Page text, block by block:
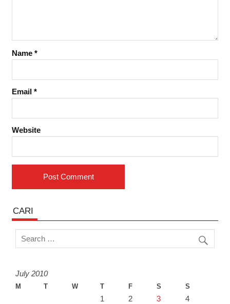
Name *
Email *
Website
CARI
July 2010
M T W T F S S
1 2 3
4